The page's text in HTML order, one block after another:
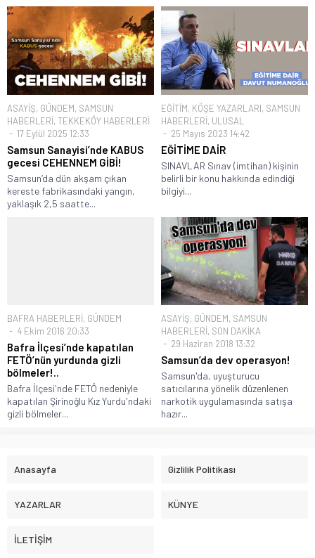
ASAYİŞ, GÜNDEM, SAMSUN
HABERLERİ, TEKKEKÖY HABERLERİ
17 Eylül 2025 12:33
Samsun Sanayisi’nde KABUS
gecesi CEHENNEM GİBİ!
Samsun’da dün akşam çıkan
kereste fabrikasındaki yangın,
yaklaşık 2,5 saatte...
EĞİTİM, KÖŞE YAZARLARI, SAMSUN
HABERLERİ, ULUSAL
25 Mayıs 2023 14:42
EĞİTİME DAİR
SINAVLAR Sınav (imtihan) kişinin
belirli bir konu hakkında edindiği
bilgiyi...
BAFRA HABERLERİ, GÜNDEM
4 Ekim 2016 20:33
Bafra İlçesi’nde kapatılan
FETÖ’nün yurdunda gizli
bölmeler!..
Bafra İlçesi'nde FETÖ nedeniyle
kapatılan Şirinoğlu Kız Yurdu'ndaki
gizli bölmeler...
ASAYİŞ, GÜNDEM, SAMSUN
HABERLERİ, SON DAKİKA
29 Haziran 2018 13:32
Samsun’da dev operasyon!
Samsun'da, uyuşturucu
satıcılarına yönelik düzenlenen
narkotik uygulamasında satışa
hazır...
Anasayfa Gizlilik Politikası
YAZARLAR KÜNYE
İLETİŞİM